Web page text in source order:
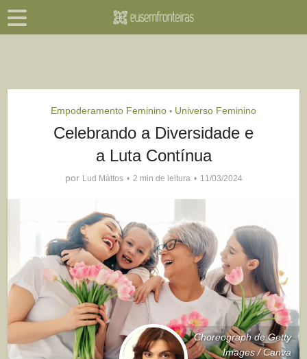
Empoderamento Feminino • Universo Feminino
Celebrando a Diversidade e
a Luta Contínua
por Lud Màttos 2 min de leitura 11/03/2024
Choreograph de Getty
Images / Canva